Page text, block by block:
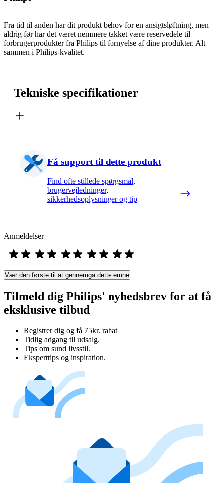
Fra tid til anden har dit produkt behov for en ansigtsløftning, men
aldrig før har det været nemmere takket være reservedele til
forbrugerprodukter fra Philips til fornyelse af dine produkter. Alt
sammen i Philips-kvalitet.
Tekniske specifikationer
Få support til dette produkt
Find ofte stillede spørgsmål,
brugervejledninger,
sikkerhedsoplysninger og tip
Anmeldelser
Vær den første til at gennemgå dette emne
Tilmeld dig Philips' nyhedsbrev for at få
eksklusive tilbud
Registrer dig og få 75kr. rabat
Tidlig adgang til udsalg.
Tips om sund livsstil.
Eksperttips og inspiration.